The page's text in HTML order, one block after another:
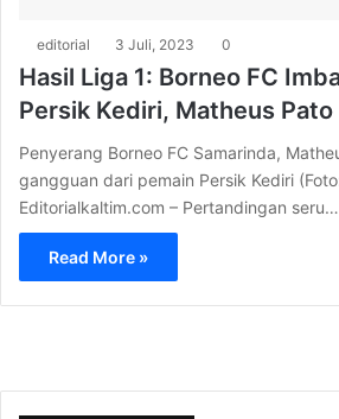
editorial 3 Juli, 2023 0
Hasil Liga 1: Borneo FC
Persik Kediri, Matheus Pato
Penyerang Borneo FC Samarinda,
gangguan dari pemain Persik Kediri
Editorialkaltim.com – Pertandingan seru…
Read More »